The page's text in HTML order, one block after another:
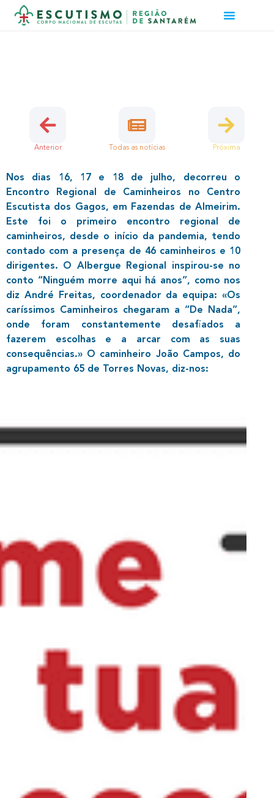
Anterior Todas as notícias Próxima
Nos dias 16, 17 e 18 de julho, decorreu o
Encontro Regional de Caminheiros no Centro
Escutista dos Gagos, em Fazendas de Almeirim.
Este foi o primeiro encontro regional de
caminheiros, desde o início da pandemia, tendo
contado com a presença de 46 caminheiros e 10
dirigentes. O Albergue Regional inspirou-se no
conto “Ninguém morre aqui há anos”, como nos
diz André Freitas, coordenador da equipa: «Os
caríssimos Caminheiros chegaram a “De Nada”,
onde foram constantemente desafiados a
fazerem escolhas e a arcar com as suas
consequências.» O caminheiro João Campos, do
agrupamento 65 de Torres Novas, diz-nos: